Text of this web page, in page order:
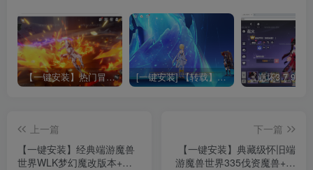
【一键安装】热门冒险策略类游戏崩坏：星穹铁道全新2.3版本一键端+一键代理+一键启动+免虚拟机 [一键安装] 【转载】原神3.4真端服务端+源码+配套客户端+详尽说明+GM工具+源码说明文件
上一篇
【一键安装】经典端游魔兽
世界WLK梦幻魔改版本+会
下一篇
【一键安装】典藏级怀旧端
游魔兽世界335伐资魔兽+最